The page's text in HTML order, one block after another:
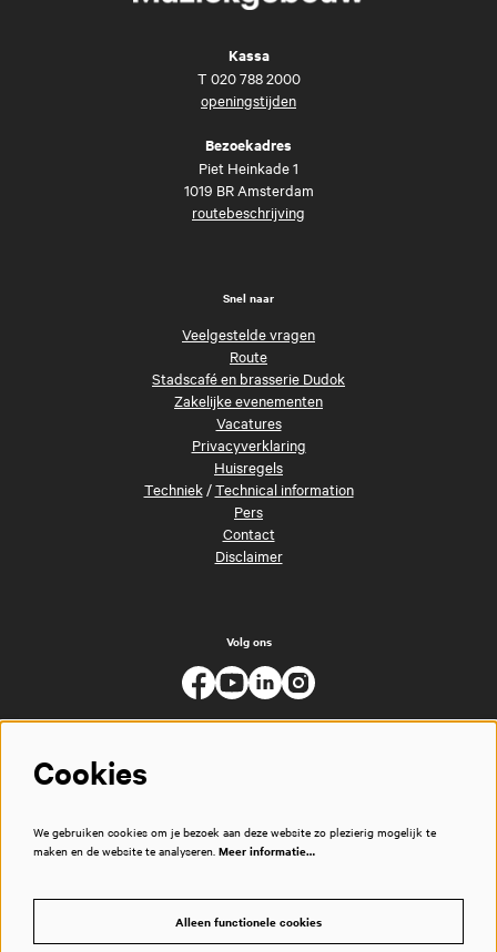
Kassa
T 020 788 2000
openingstijden
Bezoekadres
Piet Heinkade 1
1019 BR Amsterdam
routebeschrijving
Snel naar
Veelgestelde vragen
Route
Stadscafé en brasserie Dudok
Zakelijke evenementen
Vacatures
Privacyverklaring
Huisregels
Techniek/Technical information
Pers
Contact
Disclaimer
Volg ons
Cookies
We gebruiken cookies om je bezoek aan deze website zo plezierig mogelijk te
maken en de website te analyseren. Meer informatie…
Alleen functionele cookies